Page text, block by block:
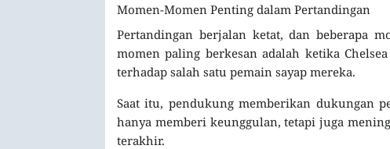
Momen-Momen Penting dalam Pertandingan
Pertandingan berjalan ketat, dan beberapa
momen paling berkesan adalah ketika
terhadap salah satu pemain sayap mereka.
Saat itu, pendukung memberikan dukungan
hanya memberi keunggulan, tetapi juga
terakhir.